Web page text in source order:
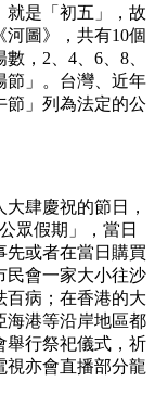
就是「初五」，故
圖》，共有10個
，2、4、6、8、
節」。台灣、近年
節」列為法定的公
肆慶祝的節日，
眾假期」，當日
先或者在當日購買
民會一家大小往沙
百病；在香港的大
海港等沿岸地區都
舉行祭祀儀式，祈
視亦會直播部分龍